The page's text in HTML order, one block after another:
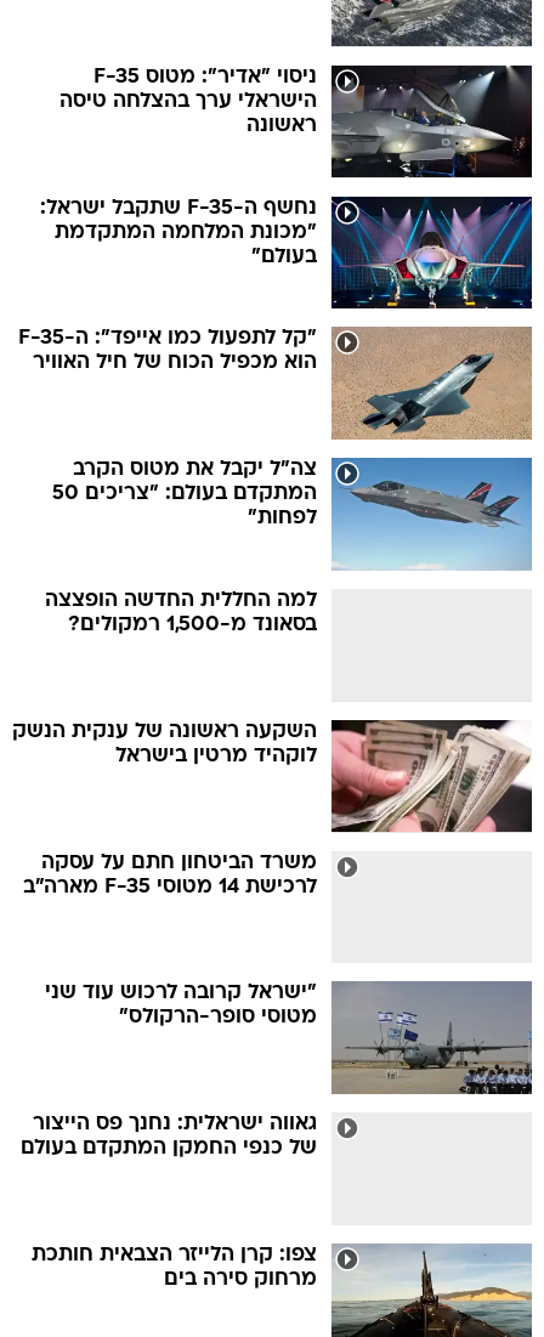
ניסוי "אדיר": מטוס F-35
הישראלי ערך בהצלחה טיסה
ראשונה
נחשף ה-F-35 שתקבל ישראל:
"מכונת המלחמה המתקדמת
בעולם"
"קל לתפעול כמו אייפד": ה-F-35
הוא מכפיל הכוח של חיל האוויר
צה"ל יקבל את מטוס הקרב
המתקדם בעולם: "צריכים 50
לפחות"
למה החללית החדשה הופצצה
בסאונד מ-1,500 רמקולים?
השקעה ראשונה של ענקית הנשק
לוקהיד מרטין בישראל
משרד הביטחון חתם על עסקה
לרכישת 14 מטוסי F-35 מארה"ב
"ישראל קרובה לרכוש עוד שני
מטוסי סופר-הרקולס"
גאווה ישראלית: נחנך פס הייצור
של כנפי החמקן המתקדם בעולם
צפו: קרן הלייזר הצבאית חותכת
מרחוק סירה בים